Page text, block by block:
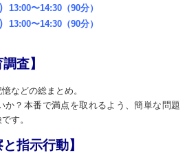
13:00〜14:30（90分）
13:00〜14:30（90分）
査】
などの総まとめ。
か？本番で満点を取れるよう、簡単な問題
す。
指示行動】